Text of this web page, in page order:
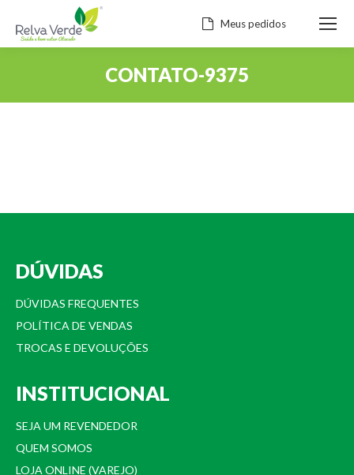
Meus pedidos
CONTATO-9375
DÚVIDAS
DÚVIDAS FREQUENTES
POLÍTICA DE VENDAS
TROCAS E DEVOLUÇÕES
INSTITUCIONAL
SEJA UM REVENDEDOR
QUEM SOMOS
LOJA ONLINE (VAREJO)